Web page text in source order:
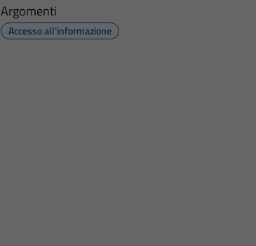
Argomenti
Accesso all'informazione